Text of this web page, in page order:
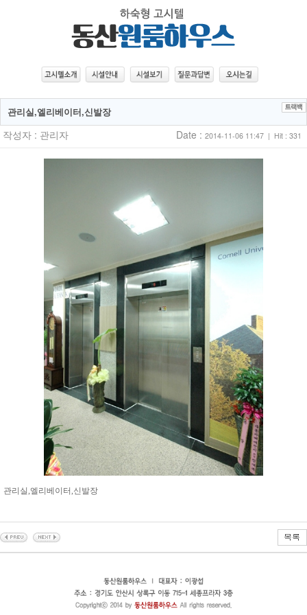
관리실,엘리베이터,신발장
작성자 : 관리자 Date : 2014-11-06 11:47 | Hit : 331
관리실,엘리베이터,신발장